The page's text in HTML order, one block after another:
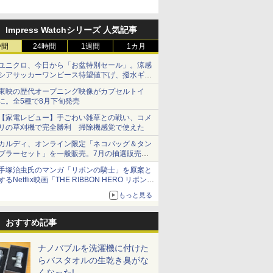
Impress Watchシリーズ 人気記事
24時間 1週間 1カ月
ニクロ、今日から「お盆特別セール」。涼感
アサッカーワンピース待望値下げ、撥水ギア
ョーツは1990円に
映の歴代オープニング映像がカプセルトイ
。全5種で8月下旬発売
家電レビュー】手ごわい雑草との戦い、コメ
の草刈機で完全勝利 掃除機感覚で使えた
ルディ、オンライン限定「ネコバッグ＆タン
ラーセット」を一般販売。7月の抽選販売の
選無効分
塚治虫氏のマンガ「リボンの騎士」を原案と
るNetflix映画「THE RIBBON HERO リボンヒ
もっと見る
おすすめ記事
ナノバブルを洗濯機に付けた
らバスタオルの生乾き臭がな